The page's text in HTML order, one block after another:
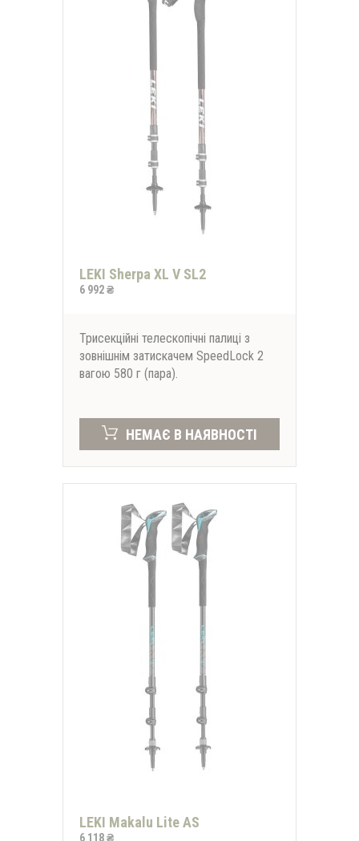
LEKI Sherpa XL V SL2
6 992 ₴
Трисекційні телескопічні палиці з
зовнішнім затискачем SpeedLock 2
вагою 580 г (пара).
НЕМАЄ В НАЯВНОСТІ
LEKI Makalu Lite AS
6 118 ₴